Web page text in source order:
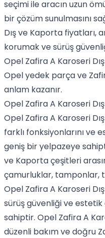
seçimi ile aracın uzun
bir çözüm sunulmasını
Dış ve Kaporta fiyatları,
korumak ve sürüş
Opel Zafira A Karoseri
Opel yedek parça ve
anlam kazanır.
Opel Zafira A Karoseri
Opel Zafira A Karoseri
farklı fonksiyonlarını ve
geniş bir yelpazeye
ve Kaporta çeşitleri
çamurluklar, tamponlar,
Opel Zafira A Karoseri
sürüş güvenliği ve
sahiptir. Opel Zafira A
düzenli bakım ve doğru